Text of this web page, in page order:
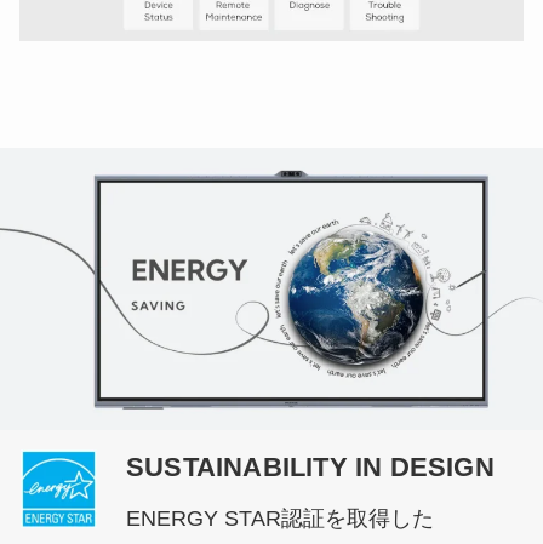
SUSTAINABILITY IN DESIGN
ENERGY STAR認証を取得した